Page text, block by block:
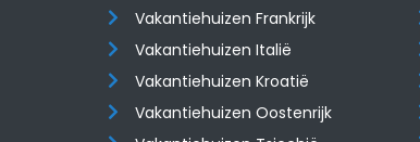
Vakantiehuizen Frankrijk
Vakantiehuizen Italië
Vakantiehuizen Kroatië
​​​​​​​Vakantiehuizen Oostenrijk